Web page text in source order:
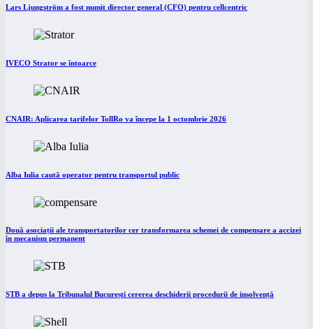
Lars Ljungström a fost numit director general (CFO) pentru cellcentric
IVECO Strator se întoarce
CNAIR: Aplicarea tarifelor TollRo va începe la 1 octombrie 2026
Alba Iulia caută operator pentru transportul public
Două asociații ale transportatorilor cer transformarea schemei de compensare a accizei
în mecanism permanent
STB a depus la Tribunalul București cererea deschiderii procedurii de insolvență